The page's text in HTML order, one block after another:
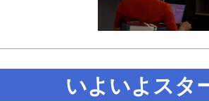
いよいよスタ